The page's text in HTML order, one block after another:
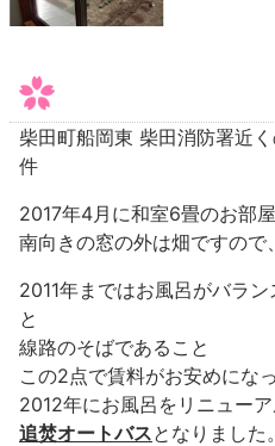
柴田町船岡東 柴田消防署近
件
2017年4月に和室6畳のお部
南向きの窓の外は畑ですので
2011年まではお風呂がバラ
と
線路のそばであること
この2点で賃料がお安めにな
2012年にお風呂をリニュー
追焚オートバスとなりました。